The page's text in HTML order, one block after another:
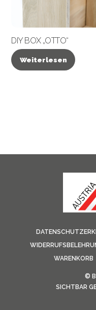
DIY BOX „OTTO“
Weiterlesen
WARENKORB
©
SICHTBAR